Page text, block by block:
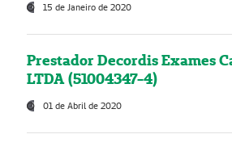
15 de Janeiro de 2020
Prestador Decordis Exames
LTDA (51004347-4)
01 de Abril de 2020